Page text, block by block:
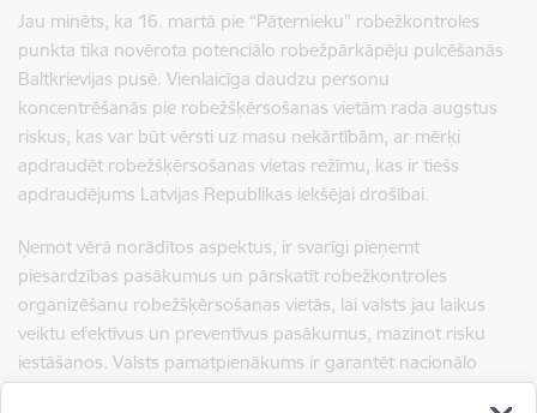
Jau minēts, ka 16. martā pie “Pāternieku” robežkontroles
punkta tika novērota potenciālo robežpārkāpēju pulcēšanās
Baltkrievijas pusē. Vienlaicīga daudzu personu
koncentrēšanās pie robežšķērsošanas vietām rada augstus
riskus, kas var būt vērsti uz masu nekārtībām, ar mērķi
apdraudēt robežšķērsošanas vietas režīmu, kas ir tiešs
apdraudējums Latvijas Republikas iekšējai drošībai.
Ņemot vērā norādītos aspektus, ir svarīgi pieņemt
piesardzības pasākumus un pārskatīt robežkontroles
organizēšanu robežšķērsošanas vietās, lai valsts jau laikus
veiktu efektīvus un preventīvus pasākumus, mazinot risku
iestāšanos. Valsts pamatpienākums ir garantēt nacionālo
drošību, attiecībā uz kuras aizsardzību ir piemērojams